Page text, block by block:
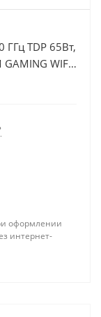
ГГц TDP 65Вт,
WIFI,
16Gb,
оформлении
интернет-